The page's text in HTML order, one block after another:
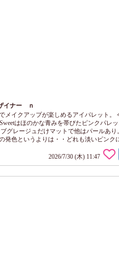
イナー ｎ
メイクアップが楽しめるアイパレット。
はほのかな青みを帯びたピンクパレッ
グレージュだけマットで他はパールあり。
発色というよりは・・どれも淡いピンク
自然なベースからトップの濡れたようなツ
ささっと使うだけで光がさしたようにパッ
くれます！すごい！ アイシャドウって「
2026/7/30 (木) 11:47